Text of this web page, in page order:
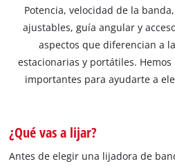
Potencia, velocidad de la
ajustables, guía angular y
aspectos que diferencian a
estacionarias y portátiles.
importantes para ayudarte a
¿Qué vas a lijar?
Antes de elegir una lijadora de